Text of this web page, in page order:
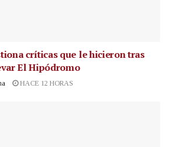
críticas que le hicieron tras
El Hipódromo
HACE 12 HORAS